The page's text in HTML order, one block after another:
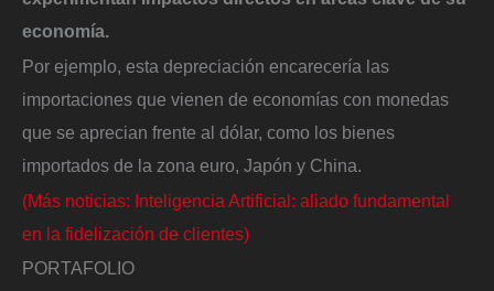
economía.
Por ejemplo, esta depreciación encarecería las
importaciones que vienen de economías con monedas
que se aprecian frente al dólar, como los bienes
importados de la zona euro, Japón y China.
(Más noticias: Inteligencia Artificial: aliado fundamental
en la fidelización de clientes)
PORTAFOLIO